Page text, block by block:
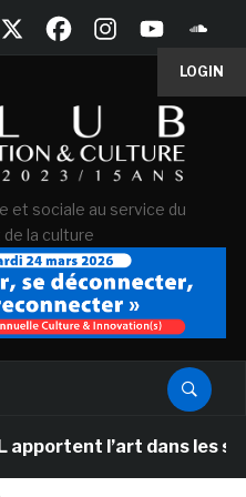
LOGIN
et sociale au service du
la culture
l’art dans les